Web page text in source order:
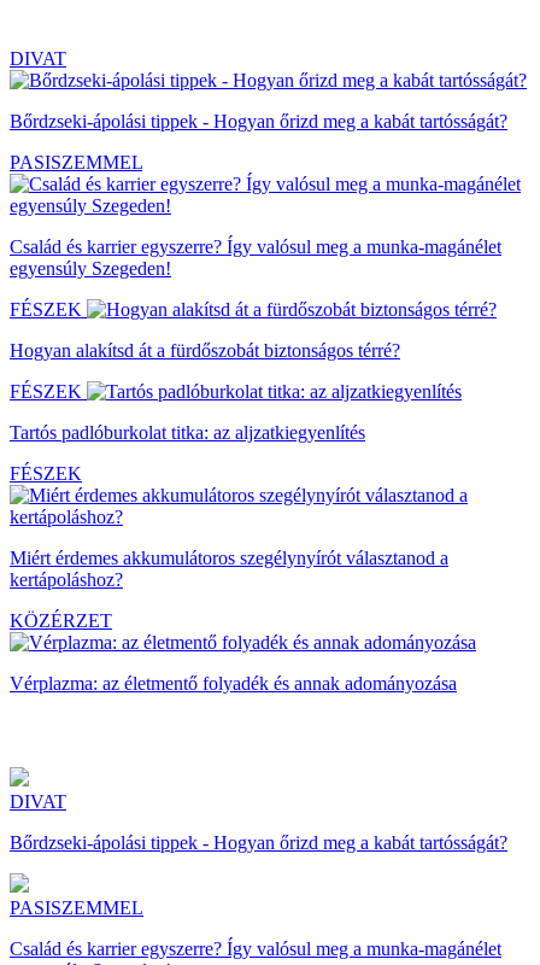
DIVAT
Bőrdzseki-ápolási tippek - Hogyan őrizd meg a kabát tartósságát?
PASISZEMMEL
Család és karrier egyszerre? Így valósul meg a munka-magánélet
egyensúly Szegeden!
FÉSZEK
Hogyan alakítsd át a fürdőszobát biztonságos térré?
FÉSZEK
Tartós padlóburkolat titka: az aljzatkiegyenlítés
FÉSZEK
Miért érdemes akkumulátoros szegélynyírót választanod a
kertápoláshoz?
KÖZÉRZET
Vérplazma: az életmentő folyadék és annak adományozása
DIVAT
Bőrdzseki-ápolási tippek - Hogyan őrizd meg a kabát tartósságát?
PASISZEMMEL
Család és karrier egyszerre? Így valósul meg a munka-magánélet